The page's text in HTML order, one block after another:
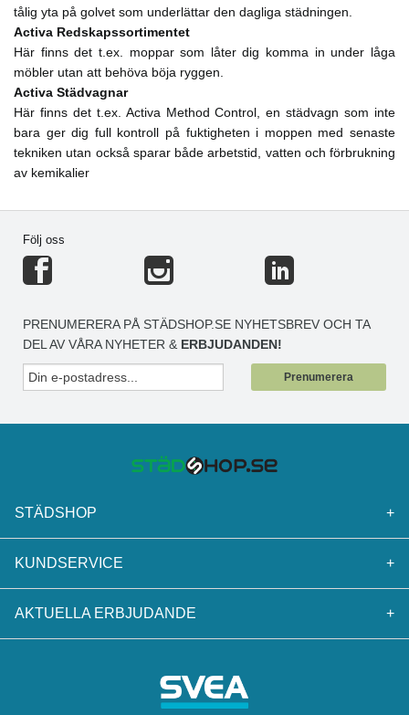
tålig yta på golvet som underlättar den dagliga städningen.
Activa Redskapssortimentet
Här finns det t.ex. moppar som låter dig komma in under låga
möbler utan att behöva böja ryggen.
Activa Städvagnar
Här finns det t.ex. Activa Method Control, en städvagn som inte
bara ger dig full kontroll på fuktigheten i moppen med senaste
tekniken utan också sparar både arbetstid, vatten och förbrukning
av kemikalier
Följ oss
PRENUMERERA PÅ STÄDSHOP.SE NYHETSBREV OCH TA
DEL AV VÅRA NYHETER & ERBJUDANDEN!
Prenumerera
STÄDSHOP +
KUNDSERVICE +
AKTUELLA ERBJUDANDE +